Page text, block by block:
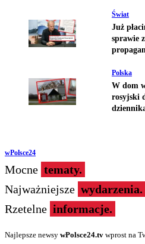
Świat
Już
sprawie
Polska
W dom
rosyjski
wPolsce24
Mocne tematy.
Najważniejsze wydarzenia.
Rzetelne informacje.
Najlepsze newsy wPolsce24.tv wprost na